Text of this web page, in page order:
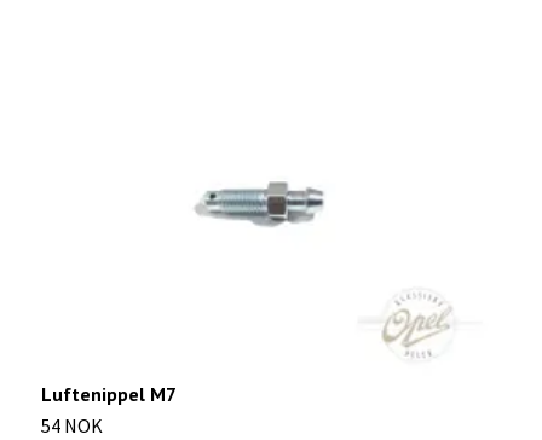
Luftenippel M7
54 NOK